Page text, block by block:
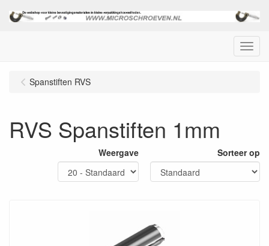
Menu
Spanstiften RVS
RVS Spanstiften 1mm
Weergave Sorteer op